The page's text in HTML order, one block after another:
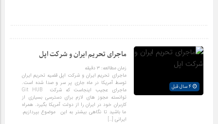
ماجرای تحریم ایران و شرکت اپل
زمان مطالعه:۳ دقیقه
ماجرای تحریم ایران و شرکت اپل قضیه تحریم ایران
توسط آمریکا در ماه جاری پر سر و صدا شده است.
ماجرای عجیب اینجاست که شرکت Git HUB
توانسته مجوز های لازم برای دسترسی بسیاری از
کاربران خود در ایران را از دولت آمریکا بگیرد. همراه
ما باشید تا نگاهی بیشتر به این موضوع بپردازیم.
ایرانی […]